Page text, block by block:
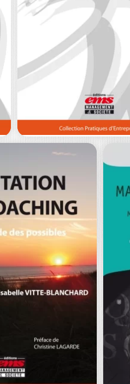
THE
EXPERIENCE
JEAN-FRANÇOIS LAMI
A l’heure de la
Etats-Unis restent la
puissance économique
MICHELIN
GESTION DE
CARRIÈRE
DANIEL BOULANGER
Dans une période
les carrières au sein des
entreprises, voici…